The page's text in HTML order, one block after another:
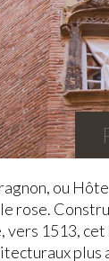
ou
rose.
vers 1513,
plus